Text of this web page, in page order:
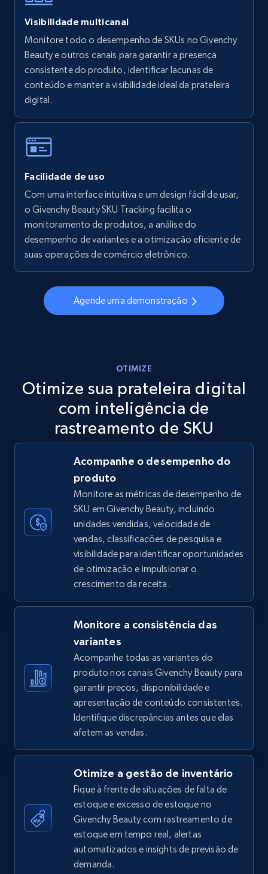
using specific category URL
URL, Final price, Sku, Currency, Gtin,
Specifications, Image urls, Top reviews, and
more.
5.6K+
specific keywords
URL, Final price, Sku, Currency, Gtin,
Specifications, Image urls, Top reviews, and
more.
5.6K+ 875+ Comece agora
Walmart - products - Discover products by
5.6K+ 875+ Comece agora
TikTok Shop
URL, Title, Available, Description, Currency, Initial
price, Final price, Discount percent, and more.
5.4K+ 668+ Comece agora
TikTok Shop - category
URL, Title, Available, Description, Currency, Initial
price, Final price, Discount percent, and more.
668+ Comece agora
TikTok Shop - Collect TikTok shop products
by keywords search
price, Final price, Discount percent, and more.
668+ Comece agora
TikTok Shop - discover records by shop url
URL, Title, Available, Description, Currency, Initial
Visibilidade multicanal
Monitore todo o desempenho de SKUs no Givenchy
Beauty e outros canais para garantir a presença
consistente do produto, identificar lacunas de
conteúdo e manter a visibilidade ideal da prateleira
digital.
Facilidade de uso
Com uma interface intuitiva e um design fácil de usar,
o Givenchy Beauty SKU Tracking facilita o
monitoramento de produtos, a análise do
desempenho de variantes e a otimização eficiente de
suas operações de comércio eletrônico.
Agende uma demonstração
OTIMIZE
Otimize sua prateleira digital
com inteligência de
rastreamento de SKU
Acompanhe o desempenho do
produto
Monitore as métricas de desempenho de
SKU em Givenchy Beauty, incluindo
unidades vendidas, velocidade de
vendas, classificações de pesquisa e
visibilidade para identificar oportunidades
de otimização e impulsionar o
crescimento da receita.
Monitore a consistência das
variantes
Acompanhe todas as variantes do
produto nos canais Givenchy Beauty para
garantir preços, disponibilidade e
apresentação de conteúdo consistentes.
Identifique discrepâncias antes que elas
afetem as vendas.
Otimize a gestão de inventário
Fique à frente de situações de falta de
estoque e excesso de estoque no
Givenchy Beauty com rastreamento de
estoque em tempo real, alertas
automatizados e insights de previsão de
demanda.